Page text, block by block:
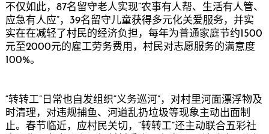
不仅如此，87名留守老人实现“农事有人帮、生活有人管、
应急有人应”，39名留守儿童获得多元化关爱服务，并实
实在在减轻了村民的经济负担，每年为普通家庭节约1500
元至2000元的雇工劳务费用，村民对志愿服务的满意度
100%。
“转转工”日常也自发组织“义务巡河”，对村里河面漂浮物及
时清理，对违规捕鱼、河道乱扔垃圾等现象主动出面制
止。春节临近，应村民关切，“转转工”还主动联合五彩社